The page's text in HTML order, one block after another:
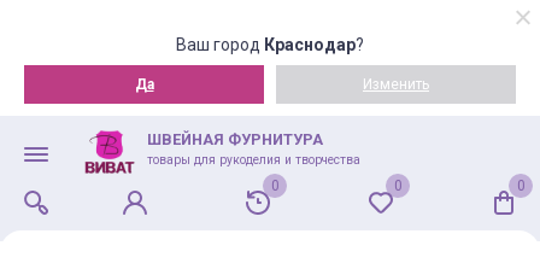
Ваш город Краснодар?
Да Изменить
ШВЕЙНАЯ ФУРНИТУРА
товары для рукоделия и творчества
0 0 0